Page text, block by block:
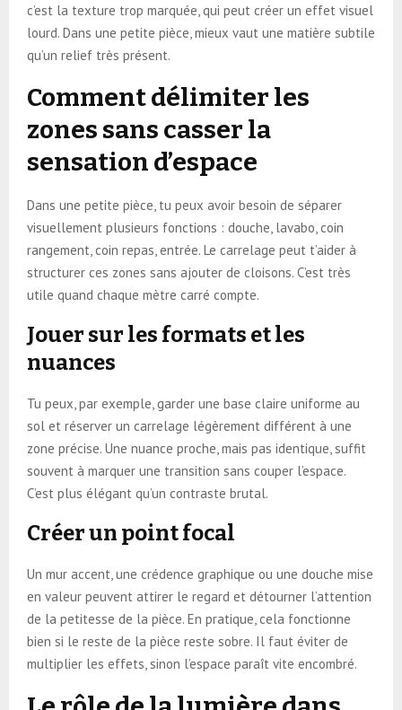
c’est la texture trop marquée, qui peut créer un effet visuel
lourd. Dans une petite pièce, mieux vaut une matière subtile
qu’un relief très présent.
Comment délimiter les
zones sans casser la
sensation d’espace
Dans une petite pièce, tu peux avoir besoin de séparer
visuellement plusieurs fonctions : douche, lavabo, coin
rangement, coin repas, entrée. Le carrelage peut t’aider à
structurer ces zones sans ajouter de cloisons. C’est très
utile quand chaque mètre carré compte.
Jouer sur les formats et les
nuances
Tu peux, par exemple, garder une base claire uniforme au
sol et réserver un carrelage légèrement différent à une
zone précise. Une nuance proche, mais pas identique, suffit
souvent à marquer une transition sans couper l’espace.
C’est plus élégant qu’un contraste brutal.
Créer un point focal
Un mur accent, une crédence graphique ou une douche mise
en valeur peuvent attirer le regard et détourner l’attention
de la petitesse de la pièce. En pratique, cela fonctionne
bien si le reste de la pièce reste sobre. Il faut éviter de
multiplier les effets, sinon l’espace paraît vite encombré.